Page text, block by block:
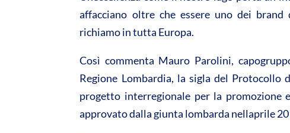
affacciano oltre che essere uno dei
richiamo in tutta Europa.
Così commenta Mauro Parolini,
Regione Lombardia, la sigla del Protocollo
progetto interregionale per la promozione
approvato dalla giunta lombarda nellaprile